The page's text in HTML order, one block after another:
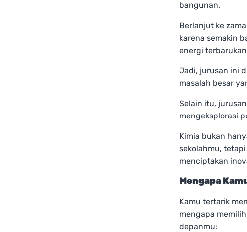
bangunan.
Berlanjut ke
karena semakin
energi
Jadi, jurusan ini
masalah besar
Selain itu,
mengeksplorasi
Kimia bukan
sekolahmu,
menciptakan
Mengapa
Kamu tertarik
mengapa
depanmu: